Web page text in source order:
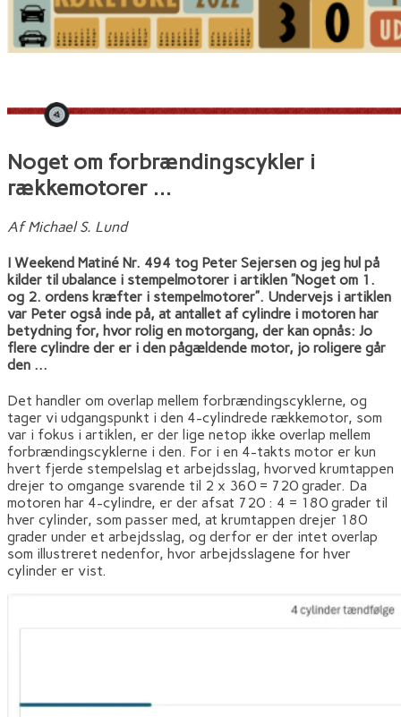
Noget om forbrændingscykler i
rækkemotorer …
Af Michael S. Lund
I Weekend Matiné Nr. 494 tog Peter Sejersen og jeg hul på
kilder til ubalance i stempelmotorer i artiklen ”Noget om 1.
og 2. ordens kræfter i stempelmotorer”. Undervejs i artiklen
var Peter også inde på, at antallet af cylindre i motoren har
betydning for, hvor rolig en motorgang, der kan opnås: Jo
flere cylindre der er i den pågældende motor, jo roligere går
den …
Det handler om overlap mellem forbrændingscyklerne, og
tager vi udgangspunkt i den 4-cylindrede rækkemotor, som
var i fokus i artiklen, er der lige netop ikke overlap mellem
forbrændingscyklerne i den. For i en 4-takts motor er kun
hvert fjerde stempelslag et arbejdsslag, hvorved krumtappen
drejer to omgange svarende til 2 x 360 = 720 grader. Da
motoren har 4-cylindre, er der afsat 720 : 4 = 180 grader til
hver cylinder, som passer med, at krumtappen drejer 180
grader under et arbejdsslag, og derfor er der intet overlap
som illustreret nedenfor, hvor arbejdsslagene for hver
cylinder er vist.